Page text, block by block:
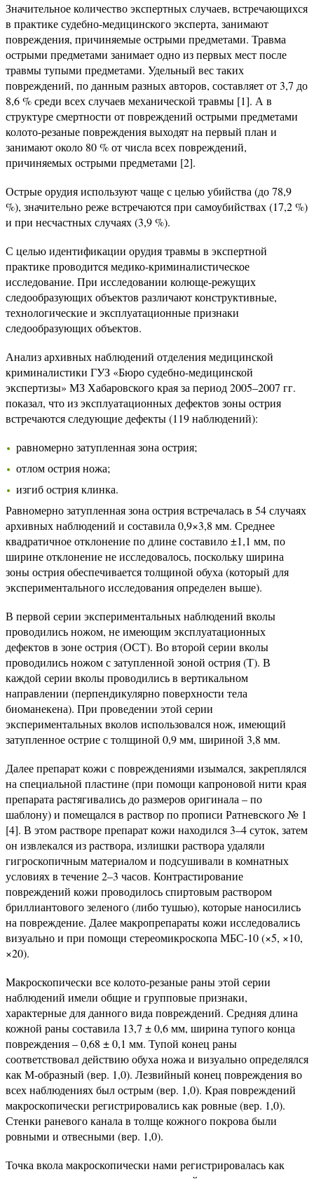
Значительное количество экспертных случаев, встречающихся
в практике судебно-медицинского эксперта, занимают
повреждения, причиняемые острыми предметами. Травма
острыми предметами занимает одно из первых мест после
травмы тупыми предметами. Удельный вес таких
повреждений, по данным разных авторов, составляет от 3,7 до
8,6 % среди всех случаев механической травмы [1]. А в
структуре смертности от повреждений острыми предметами
колото-резаные повреждения выходят на первый план и
занимают около 80 % от числа всех повреждений,
причиняемых острыми предметами [2].
Острые орудия используют чаще с целью убийства (до 78,9
%), значительно реже встречаются при самоубийствах (17,2 %)
и при несчастных случаях (3,9 %).
С целью идентификации орудия травмы в экспертной
практике проводится медико-криминалистическое
исследование. При исследовании колюще-режущих
следообразующих объектов различают конструктивные,
технологические и эксплуатационные признаки
следообразующих объектов.
Анализ архивных наблюдений отделения медицинской
криминалистики ГУЗ «Бюро судебно-медицинской
экспертизы» МЗ Хабаровского края за период 2005–2007 гг.
показал, что из эксплуатационных дефектов зоны острия
встречаются следующие дефекты (119 наблюдений):
равномерно затупленная зона острия;
отлом острия ножа;
изгиб острия клинка.
Равномерно затупленная зона острия встречалась в 54 случаях
архивных наблюдений и составила 0,9×3,8 мм. Среднее
квадратичное отклонение по длине составило ±1,1 мм, по
ширине отклонение не исследовалось, поскольку ширина
зоны острия обеспечивается толщиной обуха (который для
экспериментального исследования определен выше).
В первой серии экспериментальных наблюдений вколы
проводились ножом, не имеющим эксплуатационных
дефектов в зоне острия (ОСТ). Во второй серии вколы
проводились ножом с затупленной зоной острия (Т). В
каждой серии вколы проводились в вертикальном
направлении (перпендикулярно поверхности тела
биоманекена). При проведении этой серии
экспериментальных вколов использовался нож, имеющий
затупленное острие с толщиной 0,9 мм, шириной 3,8 мм.
Далее препарат кожи с повреждениями изымался, закреплялся
на специальной пластине (при помощи капроновой нити края
препарата растягивались до размеров оригинала – по
шаблону) и помещался в раствор по прописи Ратневского № 1
[4]. В этом растворе препарат кожи находился 3–4 суток, затем
он извлекался из раствора, излишки раствора удаляли
гигроскопичным материалом и подсушивали в комнатных
условиях в течение 2–3 часов. Контрастирование
повреждений кожи проводилось спиртовым раствором
бриллиантового зеленого (либо тушью), которые наносились
на повреждение. Далее макропрепараты кожи исследовались
визуально и при помощи стереомикроскопа МБС-10 (×5, ×10,
×20).
Макроскопически все колото-резаные раны этой серии
наблюдений имели общие и групповые признаки,
характерные для данного вида повреждений. Средняя длина
кожной раны составила 13,7 ± 0,6 мм, ширина тупого конца
повреждения – 0,68 ± 0,1 мм. Тупой конец раны
соответствовал действию обуха ножа и визуально определялся
как М-образный (вер. 1,0). Лезвийный конец повреждения во
всех наблюдениях был острым (вер. 1,0). Края повреждений
макроскопически регистрировались как ровные (вер. 1,0).
Стенки раневого канала в толще кожного покрова были
ровными и отвесными (вер. 1,0).
Точка вкола макроскопически нами регистрировалась как